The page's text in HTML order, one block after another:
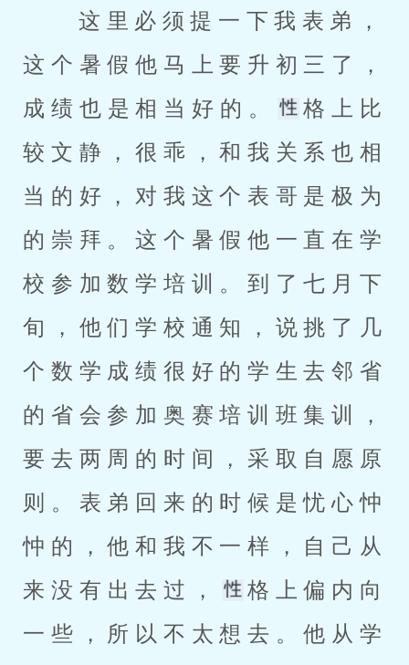
这个暑假他马上要升初三了，
成绩也是相当好的。
格上比
较文静，很乖，和我关系也相
当的好，对我这个表哥是极为
的崇拜。这个暑假他一直在学
校参加数学培训。到了七月下
旬，他们学校通知，说挑了几
个数学成绩很好的学生去邻省
的省会参加奥赛培训班集训，
要去两周的时间，采取自愿原
则。表弟回来的时候是忧心忡
忡的，他和我不一样，自己从
来没有出去过，
格上偏内向
一些，所以不太想去。他从学